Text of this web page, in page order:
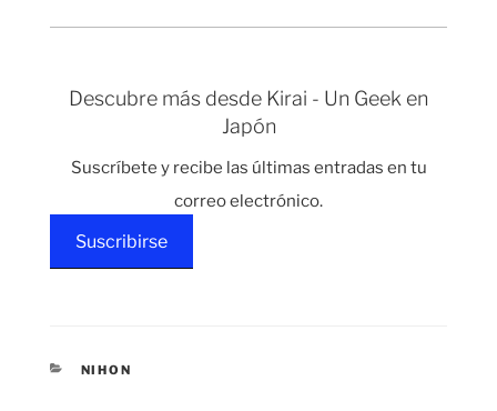
japoneses no os van a
Japón es uno…
Descubre más desde Kirai - Un Geek en
Japón
Suscríbete y recibe las últimas entradas en tu
correo electrónico.
Suscribirse
CATEGORÍAS
NIHON